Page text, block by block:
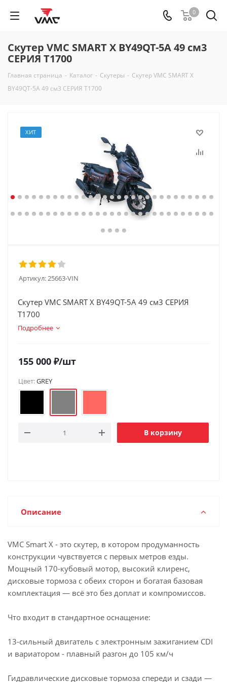
0
Скутер VMC SMART X BY49QT-5A 49 см3
СЕРИЯ T1700
Главная страница - Каталог - Скутеры - Скутер VMC SMART X
BY49QT-5A 49 см3 СЕРИЯ T1700
ХИТ
Артикул:25663-VIN
Скутер VMC SMART X BY49QT-5A 49 см3 СЕРИЯ
T1700
Подробнее
155 000 ₽/шт
Цвет:GREY
В корзину
Описание
VMC Smart X - это скутер, в котором продуманность
конструкции чувствуется с первых метров езды.
Мощный 170-кубовый мотор, высокий клиренс,
дисковые тормоза с обеих сторон и богатая базовая
комплектация — всё это без доплат и компромиссов.
Что входит в стандартное оснащение:
13-сильный двигатель с электронным зажиганием CDI
и вариатором - плавный разгон до 105 км/ч
Гидравлические дисковые тормоза спереди и сзади —